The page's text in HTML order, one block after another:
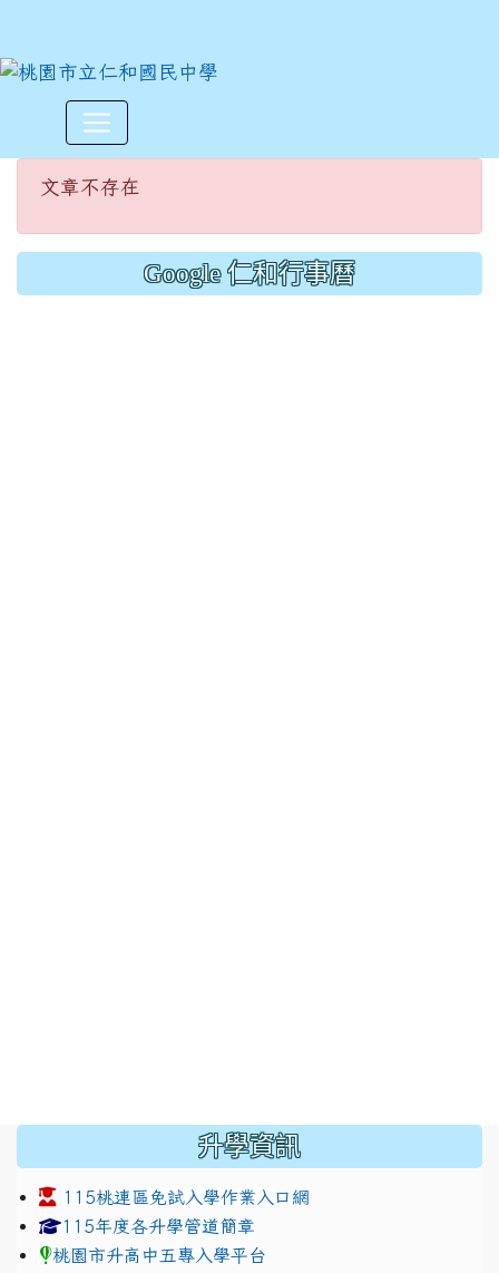
文章不存在
文章不存在
Google 仁和行事曆
升學資訊
115桃連區免試入學作業入口網
link to https://www.jhjhs.tyc.edu.tw/modules/
115年度各升學管道簡章
桃園市升高中五專入學平台